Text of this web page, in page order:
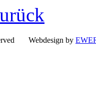
Webdesign by